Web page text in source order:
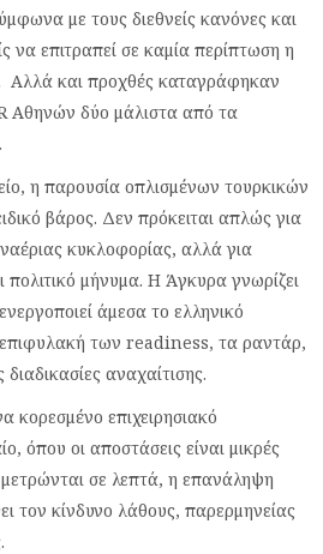
με τους διεθνείς κανόνες και
να επιτραπεί σε καμία περίπτωση η
Αλλά και προχθές καταγράφηκαν
Αθηνών δύο μάλιστα από τα
η παρουσία οπλισμένων τουρκικών
βάρος. Δεν πρόκειται απλώς για
κυκλοφορίας, αλλά για
πολιτικό μήνυμα. Η Άγκυρα γνωρίζει
άμεσα το ελληνικό
των readiness, τα ραντάρ,
αναχαίτισης.
κορεσμένο επιχειρησιακό
όπου οι αποστάσεις είναι μικρές
μετρώνται σε λεπτά, η επανάληψη
τον κίνδυνο λάθους, παρερμηνείας